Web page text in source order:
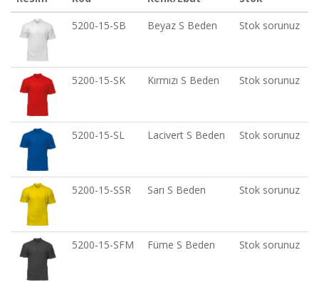
5200-15-SB
Beyaz S Beden Stok sorunuz
5200-15-SK Kırmızı S Beden Stok sorunuz
5200-15-SL Lacivert S Beden Stok sorunuz
5200-15-SSR Sarı S Beden Stok sorunuz
5200-15-SFM Füme S Beden Stok sorunuz